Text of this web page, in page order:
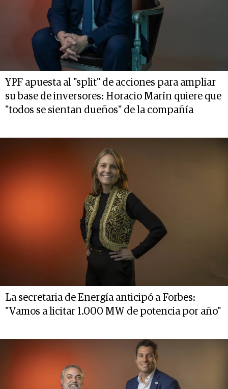
YPF apuesta al "split" de acciones para ampliar
su base de inversores: Horacio Marín quiere que
"todos se sientan dueños" de la compañía
La secretaria de Energía anticipó a Forbes:
"Vamos a licitar 1.000 MW de potencia por año"